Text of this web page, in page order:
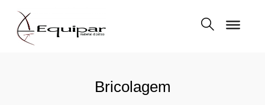
Bricolagem